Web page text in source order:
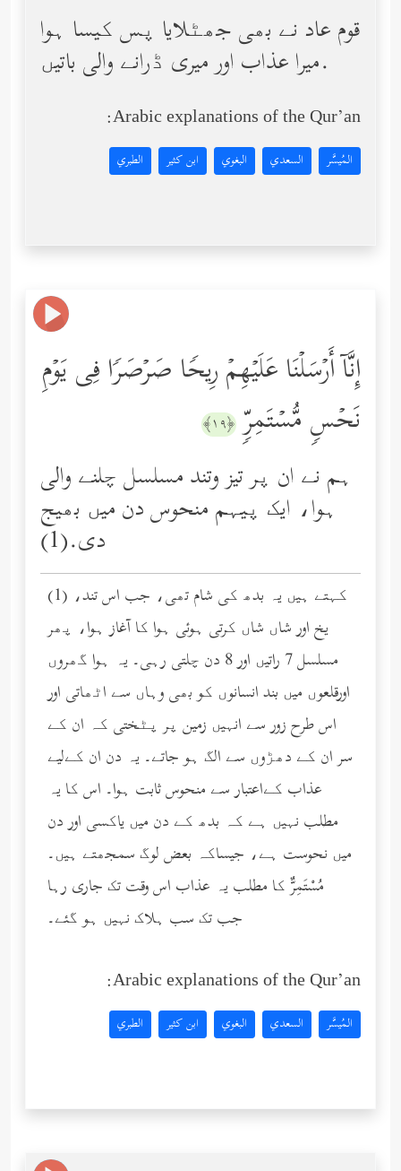
قوم عاد نے بھی جھٹلایا پس کیسا ہوا
میرا عذاب اور میری ڈرانے والی باتیں.
Arabic explanations of the Qur’an:
المُيسَّر السعدي البغوي ابن كثير الطبري
إِنَّاۤ أَرۡسَلۡنَا عَلَیۡهِمۡ رِیحࣰا صَرۡصَرࣰا فِی یَوۡمِ
نَحۡسࣲ مُّسۡتَمِرࣲّ ﴿١٩﴾
ہم نے ان پر تیز وتند مسلسل چلنے والی
ہوا، ایک پیہم منحوس دن میں بھیج
دی.(1)
(1) کہتے ہیں یہ بدھ کی شام تھی، جب اس تند،
یخ اور شاں شاں کرتی ہوئی ہوا کا آغاز ہوا، پھر
مسلسل 7 راتیں اور 8 دن چلتی رہی۔ یہ ہوا گھروں
اورقلعوں میں بند انسانوں کو بھی وہاں سے اٹھاتی اور
اس طرح زور سے انہیں زمین پر پٹختی کہ ان کے
سر ان کے دھڑوں سے الگ ہو جاتے۔ یہ دن ان کےلیے
عذاب کےاعتبار سے منحوس ثابت ہوا۔ اس کا یہ
مطلب نہیں ہے کہ بدھ کے دن میں یاکسی اور دن
میں نحوست ہے، جیساکہ بعض لوگ سمجھتے ہیں۔
مُسْتَمِرٌّ کا مطلب یہ عذاب اس وقت تک جاری رہا
جب تک سب ہلاک نہیں ہو گئے۔
Arabic explanations of the Qur’an:
المُيسَّر السعدي البغوي ابن كثير الطبري